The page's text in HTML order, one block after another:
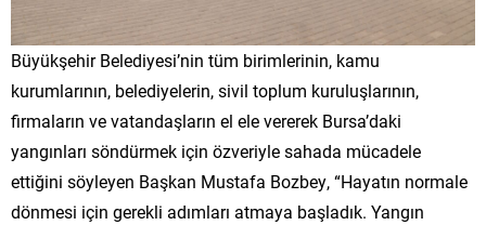
Büyükşehir Belediyesi’nin tüm birimlerinin, kamu
kurumlarının, belediyelerin, sivil toplum kuruluşlarının,
firmaların ve vatandaşların el ele vererek Bursa’daki
yangınları söndürmek için özveriyle sahada mücadele
ettiğini söyleyen Başkan Mustafa Bozbey, “Hayatın normale
dönmesi için gerekli adımları atmaya başladık. Yangın